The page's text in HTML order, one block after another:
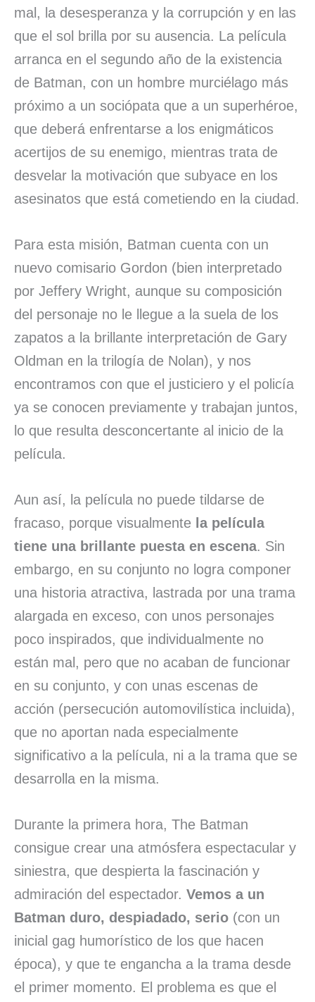
mal, la desesperanza y la corrupción y en las
que el sol brilla por su ausencia. La película
arranca en el segundo año de la existencia
de Batman, con un hombre murciélago más
próximo a un sociópata que a un superhéroe,
que deberá enfrentarse a los enigmáticos
acertijos de su enemigo, mientras trata de
desvelar la motivación que subyace en los
asesinatos que está cometiendo en la ciudad.
Para esta misión, Batman cuenta con un
nuevo comisario Gordon (bien interpretado
por Jeffery Wright, aunque su composición
del personaje no le llegue a la suela de los
zapatos a la brillante interpretación de Gary
Oldman en la trilogía de Nolan), y nos
encontramos con que el justiciero y el policía
ya se conocen previamente y trabajan juntos,
lo que resulta desconcertante al inicio de la
película.
Aun así, la película no puede tildarse de
fracaso, porque visualmente la película
tiene una brillante puesta en escena. Sin
embargo, en su conjunto no logra componer
una historia atractiva, lastrada por una trama
alargada en exceso, con unos personajes
poco inspirados, que individualmente no
están mal, pero que no acaban de funcionar
en su conjunto, y con unas escenas de
acción (persecución automovilística incluida),
que no aportan nada especialmente
significativo a la película, ni a la trama que se
desarrolla en la misma.
Durante la primera hora, The Batman
consigue crear una atmósfera espectacular y
siniestra, que despierta la fascinación y
admiración del espectador. Vemos a un
Batman duro, despiadado, serio (con un
inicial gag humorístico de los que hacen
época), y que te engancha a la trama desde
el primer momento. El problema es que el